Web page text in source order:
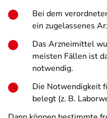
Bei dem
ein zugelassenes
Das Arzneimittel
meisten Fällen ist
notwendig.
Die Notwendigkeit
belegt (z. B.